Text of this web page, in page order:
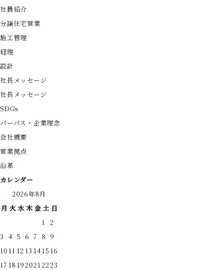
社員紹介
分譲住宅営業
施工管理
経理
設計
社長メッセージ
社長メッセージ
SDGs
パーパス・企業理念
会社概要
営業拠点
沿革
カレンダー
2026年8月
月 火水 木金 土 日
1 2
3 4 5 6 7 8 9
10 11 12 13 1415 16
17 18 1920212223